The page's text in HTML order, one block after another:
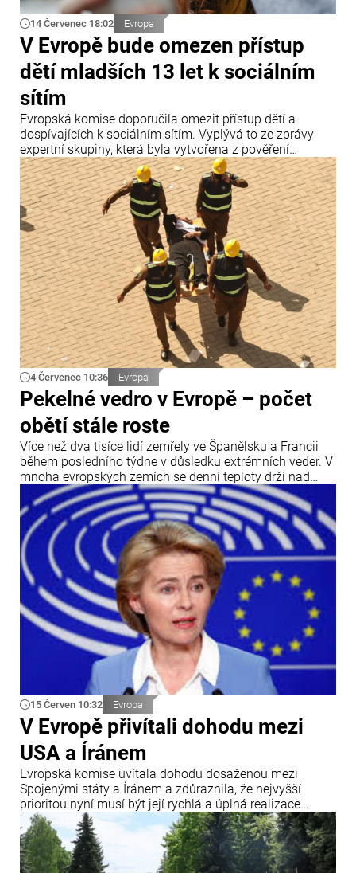
14 Červenec 18:02 Evropa
V Evropě bude omezen přístup
dětí mladších 13 let k sociálním
sítím
Evropská komise doporučila omezit přístup dětí a
dospívajících k sociálním sítím. Vyplývá to ze zprávy
expertní skupiny, která byla vytvořena z pověření
předsedkyně Evropské komise Ursuly von der Leyenové.
4 Červenec 10:36 Evropa
Pekelné vedro v Evropě – počet
obětí stále roste
Více než dva tisíce lidí zemřely ve Španělsku a Francii
během posledního týdne v důsledku extrémních veder. V
mnoha evropských zemích se denní teploty drží nad
hranicí 40 °C.
15 Červen 10:32 Evropa
V Evropě přivítali dohodu mezi
USA a Íránem
Evropská komise uvítala dohodu dosaženou mezi
Spojenými státy a Íránem a zdůraznila, že nejvyšší
prioritou nyní musí být její rychlá a úplná realizace
všemi zúčastněnými stranami. Uvádí se to v oficiálním
prohlášení předsedkyně Evropské komise Ursuly von der
Leyenové vydaném v souvislosti s dosažením dohody
mezi USA a Íránem.